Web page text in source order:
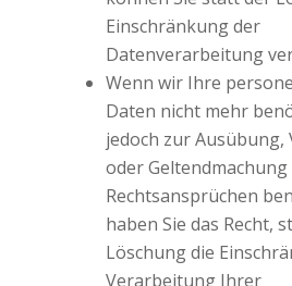
Einschränkung der
Datenverarbeitung
Wenn wir Ihre
Daten nicht mehr
jedoch zur
oder Geltendmachung
Rechtsansprüchen
haben Sie das Recht,
Löschung die
Verarbeitung Ihrer